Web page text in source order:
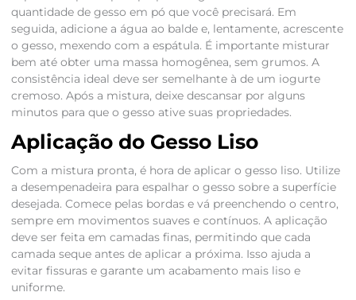
quantidade de gesso em pó que você precisará. Em
seguida, adicione a água ao balde e, lentamente, acrescente
o gesso, mexendo com a espátula. É importante misturar
bem até obter uma massa homogênea, sem grumos. A
consistência ideal deve ser semelhante à de um iogurte
cremoso. Após a mistura, deixe descansar por alguns
minutos para que o gesso ative suas propriedades.
Aplicação do Gesso Liso
Com a mistura pronta, é hora de aplicar o gesso liso. Utilize
a desempenadeira para espalhar o gesso sobre a superfície
desejada. Comece pelas bordas e vá preenchendo o centro,
sempre em movimentos suaves e contínuos. A aplicação
deve ser feita em camadas finas, permitindo que cada
camada seque antes de aplicar a próxima. Isso ajuda a
evitar fissuras e garante um acabamento mais liso e
uniforme.